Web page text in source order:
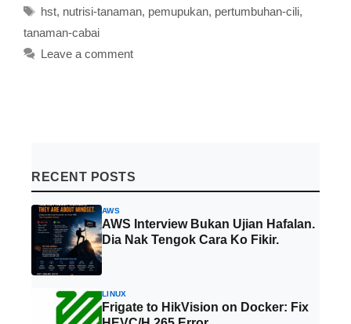
Tags
hst, nutrisi-tanaman, pemupukan, pertumbuhan-cili,
tanaman-cabai
Leave a comment
RECENT POSTS
AWS
AWS Interview Bukan Ujian Hafalan.
Dia Nak Tengok Cara Ko Fikir.
LINUX
Frigate to HikVision on Docker: Fix